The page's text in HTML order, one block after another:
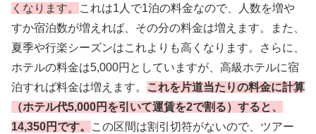
くなります。
これは1人で1泊の料金なので、人数を増や
すか宿泊数が増えれば、その分の料金は増えます。また、
夏季や行楽シーズンはこれよりも高くなります。さらに、
ホテルの料金は5,000円としていますが、高級ホテルに宿
泊すれば料金は増えます。
これを片道当たりの料金に計算
（ホテル代5,000円を引いて運賃を2で割る）すると、
14,350円です。
この区間は割引切符がないので、ツアー